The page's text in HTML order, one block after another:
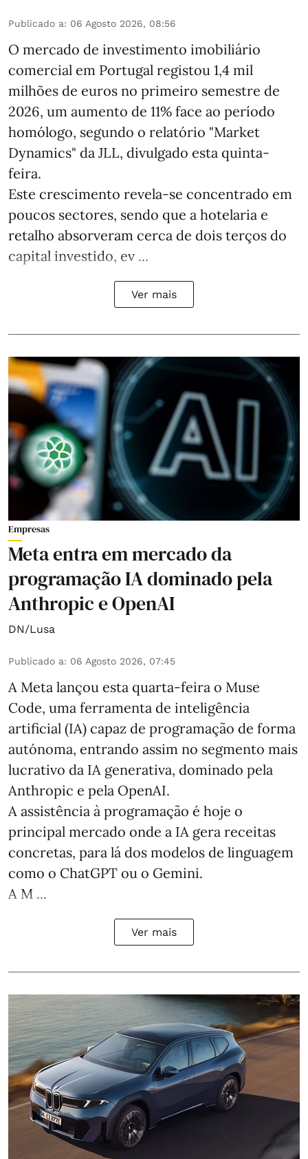
Publicado a: 06 Agosto 2026, 08:56
O mercado de investimento imobiliário
comercial em Portugal registou 1,4 mil
milhões de euros no primeiro semestre de
2026, um aumento de 11% face ao período
homólogo, segundo o relatório "Market
Dynamics" da JLL, divulgado esta quinta-
feira.
Este crescimento revela-se concentrado em
poucos sectores, sendo que a hotelaria e
retalho absorveram cerca de dois terços do
capital investido, ev ...
Ver mais
Empresas
Meta entra em mercado da
programação IA dominado pela
Anthropic e OpenAI
DN/Lusa
Publicado a: 06 Agosto 2026, 07:45
A Meta lançou esta quarta-feira o Muse
Code, uma ferramenta de inteligência
artificial (IA) capaz de programação de forma
autónoma, entrando assim no segmento mais
lucrativo da IA generativa, dominado pela
Anthropic e pela OpenAI.
A assistência à programação é hoje o
principal mercado onde a IA gera receitas
concretas, para lá dos modelos de linguagem
como o ChatGPT ou o Gemini.
A M ...
Ver mais